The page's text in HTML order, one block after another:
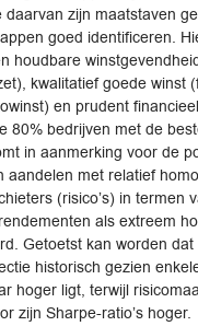
daarvan zijn maatstaven
goed identificeren.
houdbare
kwalitatief goede winst
en prudent
80% bedrijven met de
in aanmerking voor de
aandelen met relatief
(risico’s) in termen
als extreem
Getoetst kan worden
historisch gezien
hoger ligt, terwijl
zijn Sharpe-ratio’s hoger.